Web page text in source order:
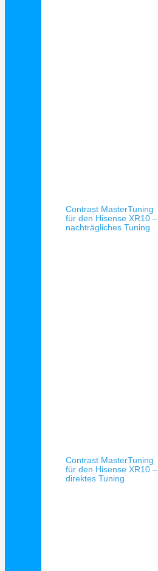
Contrast MasterTuning
für den Hisense XR10 –
nachträgliches Tuning
Contrast MasterTuning
für den Hisense XR10 –
direktes Tuning